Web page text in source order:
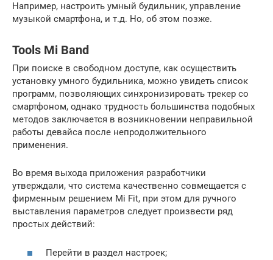
Например, настроить умный будильник, управление
музыкой смартфона, и т.д. Но, об этом позже.
Tools Mi Band
При поиске в свободном доступе, как осуществить
установку умного будильника, можно увидеть список
программ, позволяющих синхронизировать трекер со
смартфоном, однако трудность большинства подобных
методов заключается в возникновении неправильной
работы девайса после непродолжительного
применения.
Во время выхода приложения разработчики
утверждали, что система качественно совмещается с
фирменным решением Mi Fit, при этом для ручного
выставления параметров следует произвести ряд
простых действий:
Перейти в раздел настроек;